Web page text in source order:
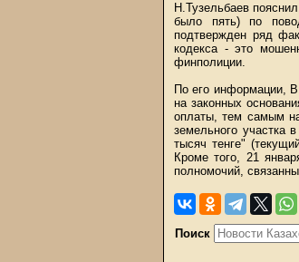
Н.Тузельбаев
было пять) по
подтвержден ряд
кодекса - это
финполиции.
По его информации,
на законных
оплаты, тем самым
земельного участка
тысяч тенге"
Кроме того, 21
полномочий,
Поиск